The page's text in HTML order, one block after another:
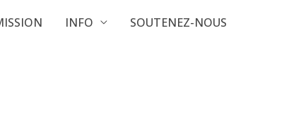
INFO SOUTENEZ-NOUS